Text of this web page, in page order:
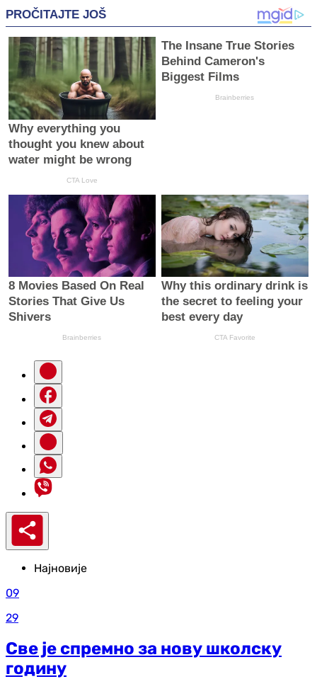
Најновије
09
29
Све је спремно за нову школску
годину